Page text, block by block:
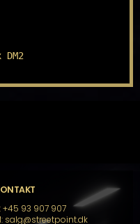
+45 93 907 907
salg@streetpoint.dk